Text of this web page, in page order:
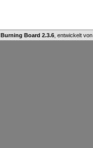
Burning Board 2.3.6 , entwickelt von